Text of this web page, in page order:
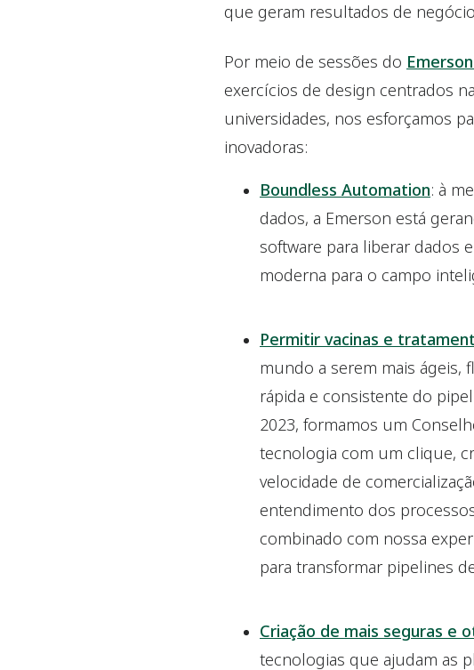
que geram resultados de
Por meio de sessões do
exercícios de design centrados
universidades, nos esforçamos
inovadoras:
Boundless Automation: à
dados, a Emerson está
software para liberar dados
moderna para o campo
Permitir vacinas e
mundo a serem mais ágeis,
rápida e consistente do
2023, formamos um
tecnologia com um clique,
velocidade de
entendimento dos
combinado com nossa
para transformar pipelines
Criação de mais seguras e
tecnologias que ajudam as